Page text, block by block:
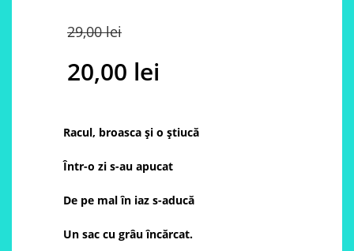
29,00lei
price
29,00 lei.
20,00 lei
price
is:
20,00 lei.
Racul, broasca și o știucă
Într-o zi s-au apucat
De pe mal în iaz s-aducă
Un sac cu grâu încărcat.